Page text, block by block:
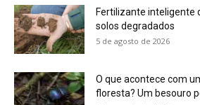
5 de agosto de 2026